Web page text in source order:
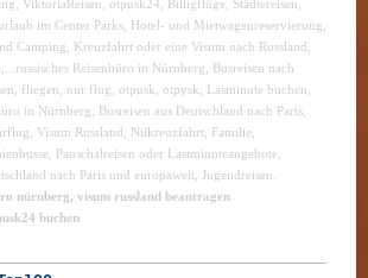
ViktoriaReisen, otpusk24, Billigflüge, Städtereisen,
im Center Parks, Hotel- und Mietwagenreservierung,
Camping, Kreuzfahrt oder eine Visum nach Russland,
Reisenbüro in Nürnberg, Busreisen nach
fliegen, nur flug, otpusk, otpysk, Lasminute buchen,
in Nürnberg, Busreisen aus Deutschland nach Paris,
Visum Russland, Nilkreuzfahrt, Familie,
Pauschalreisen oder Lastminuteangebote,
nach Paris und europaweit, Jugendreisen.
nürnberg, visum russland beantragen
buchen